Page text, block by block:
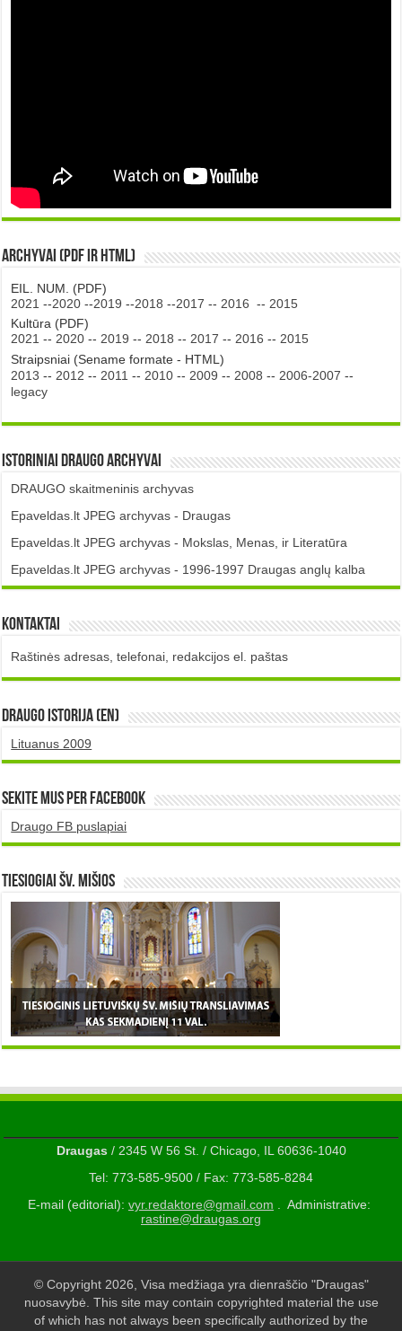
Archyvai (PDF ir HTML)
EIL. NUM. (PDF)
2021 --2020 --2019 --2018 --2017 -- 2016 -- 2015
Kultūra (PDF)
2021 -- 2020 -- 2019 -- 2018 -- 2017 -- 2016 -- 2015
Straipsniai (Sename formate - HTML)
2013 -- 2012 -- 2011 -- 2010 -- 2009 -- 2008 -- 2006-2007 --
legacy
Istoriniai DRAUGO Archyvai
DRAUGO skaitmeninis archyvas
Epaveldas.lt JPEG archyvas - Draugas
Epaveldas.lt JPEG archyvas - Mokslas, Menas, ir Literatūra
Epaveldas.lt JPEG archyvas - 1996-1997 Draugas anglų kalba
Kontaktai
Raštinės adresas, telefonai, redakcijos el. paštas
DRAUGO istorija (EN)
Lituanus 2009
Sekite mus per Facebook
Draugo FB puslapiai
TIESIOGIAI šv. MIŠIOS
Draugas/ 2345 W 56 St. / Chicago, IL 60636-1040
Tel: 773-585-9500 / Fax: 773-585-8284
E-mail (editorial): vyr.redaktore@gmail.com . Administrative:
rastine@draugas.org
© Copyright 2026, Visa medžiaga yra dienraščio "Draugas"
nuosavybė. This site may contain copyrighted material the use
of which has not always been specifically authorized by the